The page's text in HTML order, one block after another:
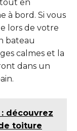
tout en
à bord. Si vous
lors de votre
bateau
calmes et la
dans un
découvrez
toiture